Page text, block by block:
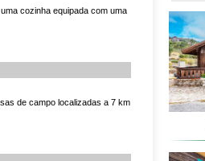
cozinha equipada com uma
de campo localizadas a 7 km